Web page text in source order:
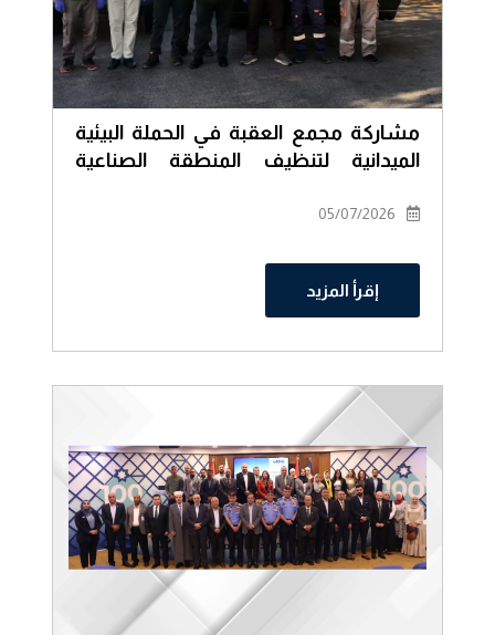
مشاركة مجمع العقبة في الحملة البيئية
الميدانية لتنظيف المنطقة الصناعية
05/07/2026
إقرأ المزيد